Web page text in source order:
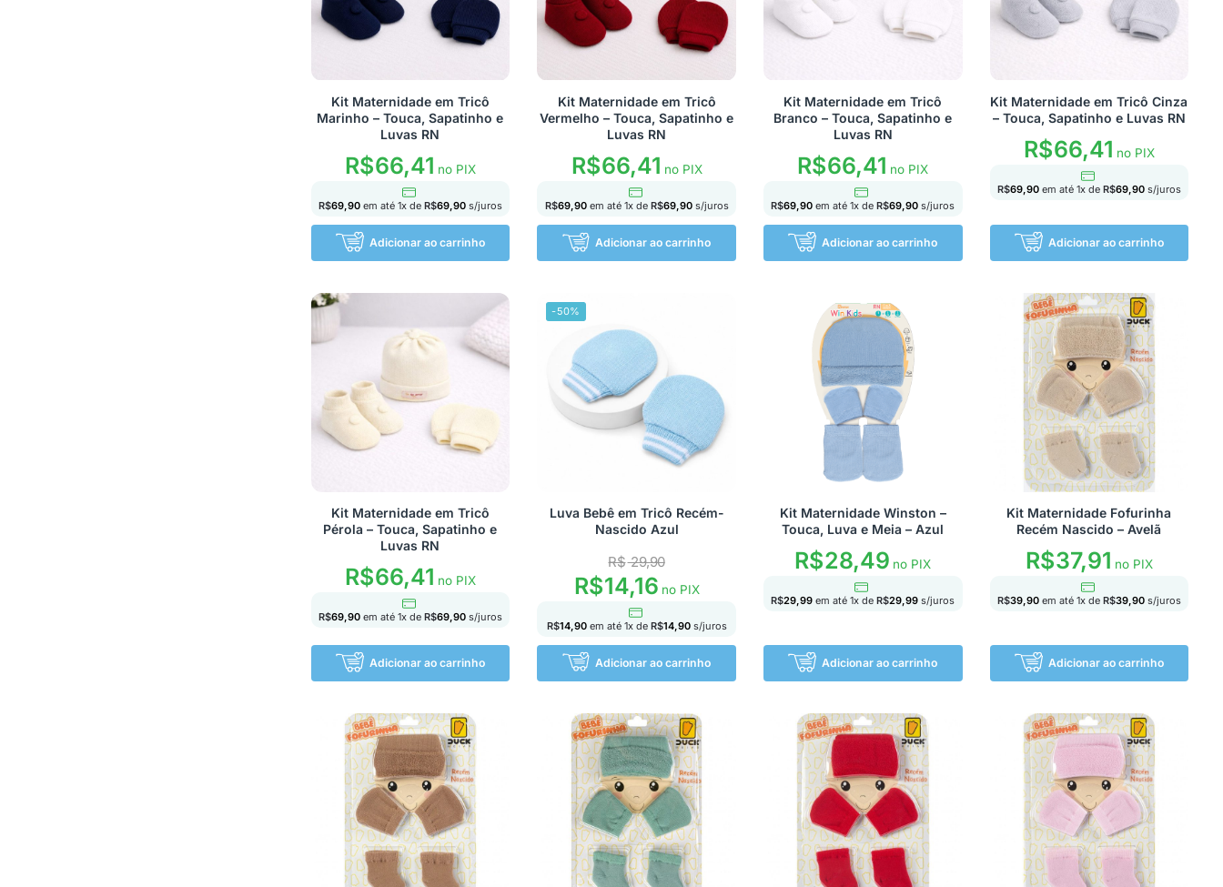
Kit Maternidade em Tricô
Marinho – Touca, Sapatinho e
Luvas RN
R$66,41 no PIX
R$69,90 em até 1x de R$69,90s/juros
Adicionar ao carrinho
Kit Maternidade em Tricô
Vermelho – Touca, Sapatinho e
Luvas RN
R$66,41 no PIX
R$69,90 em até 1x de R$69,90s/juros
Adicionar ao carrinho
Kit Maternidade em Tricô
Branco – Touca, Sapatinho e
Luvas RN
R$66,41 no PIX
R$69,90 em até1x deR$69,90 s/juros
Adicionar ao carrinho
Kit Maternidade em Tricô Cinza
– Touca, Sapatinho e Luvas RN
R$66,41 no PIX
R$69,90 em até 1x de R$69,90s/juros
Adicionar ao carrinho
Kit Maternidade em Tricô
Pérola – Touca, Sapatinho e
Luvas RN
R$66,41 no PIX
R$69,90 em até 1x de R$69,90s/juros
Adicionar ao carrinho
-50%
Luva Bebê em Tricô Recém-
Nascido Azul
R$29,90
R$14,16no PIX
R$14,90 em até 1x de R$14,90s/juros
Adicionar ao carrinho
Kit Maternidade Winston –
Touca, Luva e Meia – Azul
R$28,49 no PIX
R$29,99 em até1x deR$29,99 s/juros
Adicionar ao carrinho
Kit Maternidade Fofurinha
Recém Nascido – Avelã
R$37,91 no PIX
R$39,90 em até 1x de R$39,90s/juros
Adicionar ao carrinho